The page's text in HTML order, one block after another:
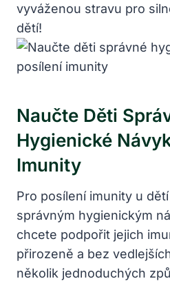
vyváženou stravu pro
dětí!
Naučte Děti
Hygienické
Imunity
Pro posílení imunity u
správným hygienickým
chcete podpořit jejich
přirozeně a bez
několik jednoduchých